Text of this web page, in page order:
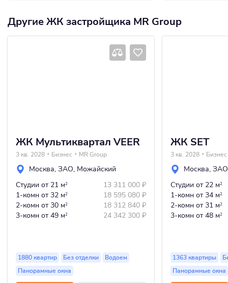
Другие ЖК застройщика MR Group
ЖК Мультиквартал VEER
3 кв. 2028 Бизнес MR Group
Москва, ЗАО, Можайский
Студии от 21 м2 13 311 000 ₽
1-комн от 32 м2 18 595 080 ₽
2-комн от 30 м2 18 312 840 ₽
3-комн от 49 м2 24 342 300 ₽
1880 квартир Без отделки
Водоем
Панорамные окна
ЖК SET
3 кв. 2028 Бизнес
Москва, ЗАО
Студии от 22 м2
1-комн от 34 м2
2-комн от 31 м2
3-комн от 48 м2
1363 квартиры
Панорамные окна